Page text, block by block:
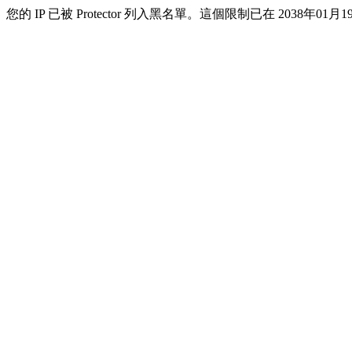
您的 IP 已被 Protector 列入黑名單。這個限制已在 2038年01月